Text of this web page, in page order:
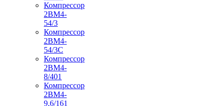
Компрессор
2ВМ4-
54/3
Компрессор
2ВМ4-
54/3С
Компрессор
2ВМ4-
8/401
Компрессор
2ВМ4-
9,6/161